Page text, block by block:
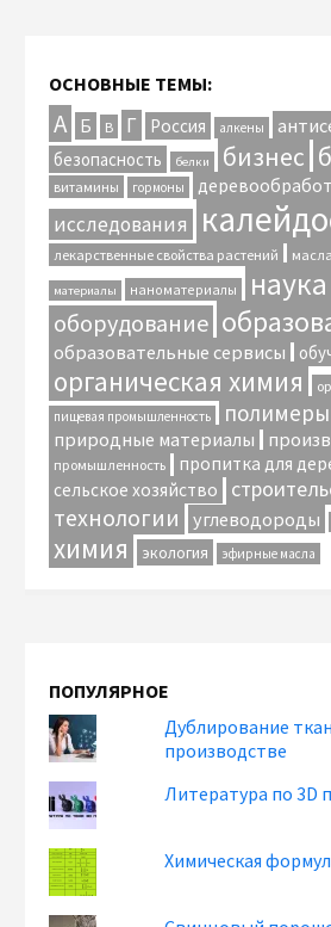
ОСНОВНЫЕ ТЕМЫ:
А Б В Г Россия алкены
безопасность белки бизнес
витамины гормоны
исследования
лекарственные свойства растений
материалы наноматериалы наука
оборудование
образовательные сервисы
органическая химия
пищевая промышленность полимеры
природные материалы
промышленность
пропитка для
сельское хозяйство
технологии углеводороды
химия экология эфирные масла
ПОПУЛЯРНОЕ
Дублирование
производстве
Литература по 3D
Химическая